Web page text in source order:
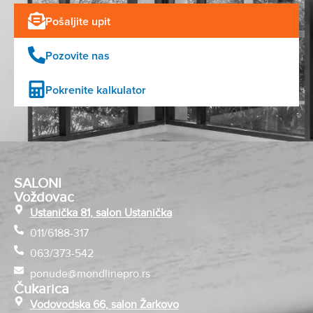
Pošaljite upit
Pozovite nas
Pokrenite kalkulator
SALONI
Voždovac
Ustanička 81, salon Ustanička
011/6188-317
063/373-542
ponude@mondlinepro.rs
Čukarica
Vodovodska 66, salon Žarkovo